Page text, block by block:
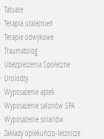
Tatuaże
Terapia uzależnień
Terapie odwykowe
Traumatolog
Ubezpieczenia Społeczne
Urolodzy
Wyposażenie aptek
Wyposażenie salonów SPA
Wyposażenie solariów
Zakłady opiekuńczo-lecznicze